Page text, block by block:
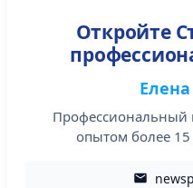
Откройте
Профессиональный
опытом более 15